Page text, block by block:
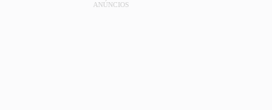
ANÚNCIOS